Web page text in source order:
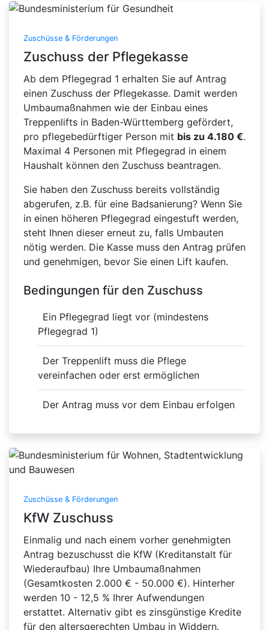
Zuschüsse & Förderungen
Zuschuss der Pflegekasse
Ab dem Pflegegrad 1 erhalten Sie auf Antrag
einen Zuschuss der Pflegekasse. Damit werden
Umbaumaßnahmen wie der Einbau eines
Treppenlifts in Baden-Württemberg gefördert,
pro pflegebedürftiger Person mit bis zu 4.180 €.
Maximal 4 Personen mit Pflegegrad in einem
Haushalt können den Zuschuss beantragen.
Sie haben den Zuschuss bereits vollständig
abgerufen, z.B. für eine Badsanierung? Wenn Sie
in einen höheren Pflegegrad eingestuft werden,
steht Ihnen dieser erneut zu, falls Umbauten
nötig werden. Die Kasse muss den Antrag prüfen
und genehmigen, bevor Sie einen Lift kaufen.
Bedingungen für den Zuschuss
Ein Pflegegrad liegt vor (mindestens
Pflegegrad 1)
Der Treppenlift muss die Pflege
vereinfachen oder erst ermöglichen
Der Antrag muss vor dem Einbau erfolgen
Zuschüsse & Förderungen
KfW Zuschuss
Einmalig und nach einem vorher genehmigten
Antrag bezuschusst die KfW (Kreditanstalt für
Wiederaufbau) Ihre Umbaumaßnahmen
(Gesamtkosten 2.000 € - 50.000 €). Hinterher
werden 10 - 12,5 % Ihrer Aufwendungen
erstattet. Alternativ gibt es zinsgünstige Kredite
für den altersgerechten Umbau in Widdern.